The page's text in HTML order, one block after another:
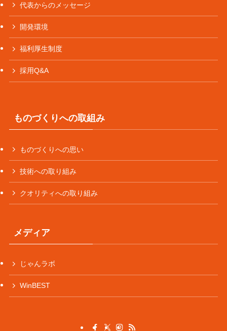
代表からのメッセージ
開発環境
福利厚生制度
採用Q&A
ものづくりへの取組み
ものづくりへの思い
技術への取り組み
クオリティへの取り組み
メディア
じゃんラボ
WinBEST